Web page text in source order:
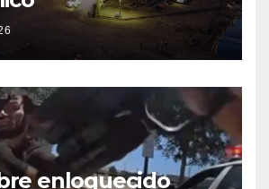
enloquecido